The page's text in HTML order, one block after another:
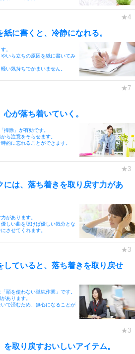
に書くと、冷静になれる。
。
いら立ちの原因を紙に書いてみ
い気持ちでかまいません。
が落ち着いていく。
掃除」が有効です。
ら注意をそらせます。
的に忘れることができます。
には、落ち着きを取り戻す力があ
があります。
しい曲を聴けば優しい気分とな
させてくれます。
していると、落ち着きを取り戻せ
頭を使わない単純作業」です。
あります。
で済むため、無心になることが
取り戻すおいしいアイテム。